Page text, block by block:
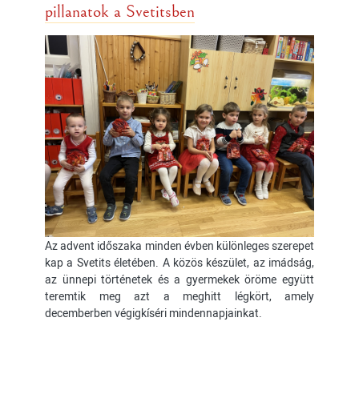
pillanatok a Svetitsben
Az advent időszaka minden évben különleges szerepet
kap a Svetits életében. A közös készület, az imádság,
az ünnepi történetek és a gyermekek öröme együtt
teremtik meg azt a meghitt légkört, amely
decemberben végigkíséri mindennapjainkat.